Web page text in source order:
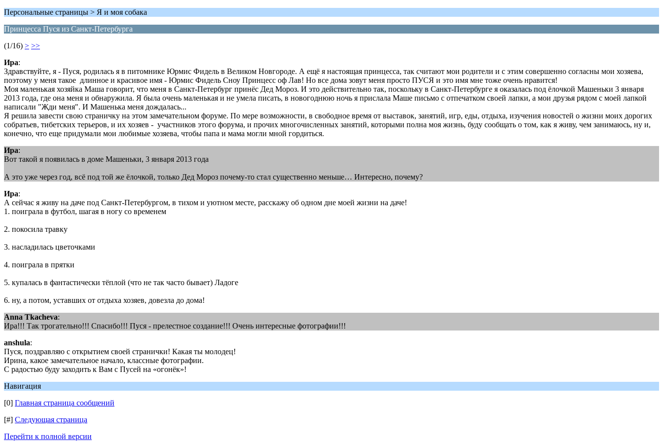
Персональные страницы > Я и моя собака
Принцесса Пуся из Санкт-Петербурга
(1/16) > >>
Ира:
Здравствуйте, я - Пуся, родилась я в питомнике Юрмис Фидель в Великом Новгороде. А ещё я настоящая принцесса, так считают мои родители и с этим совершенно согласны мои хозяева,
поэтому у меня такое длинное и красивое имя - Юрмис Фидель Сноу Принцесс оф Лав! Но все дома зовут меня просто ПУСЯ и это имя мне тоже очень нравится!
Моя маленькая хозяйка Маша говорит, что меня в Санкт-Петербург принёс Дед Мороз. И это действительно так, поскольку в Санкт-Петербурге я оказалась под ёлочкой Машеньки 3 января
2013 года, где она меня и обнаружила. Я была очень маленькая и не умела писать, в новогоднюю ночь я прислала Маше письмо с отпечатком своей лапки, а мои друзья рядом с моей лапкой
написали "Жди меня". И Машенька меня дождалась...
Я решила завести свою страничку на этом замечательном форуме. По мере возможности, в свободное время от выставок, занятий, игр, еды, отдыха, изучения новостей о жизни моих дорогих
собратьев, тибетских терьеров, и их хозяев - участников этого форума, и прочих многочисленных занятий, которыми полна моя жизнь, буду сообщать о том, как я живу, чем занимаюсь, ну и,
конечно, что еще придумали мои любимые хозяева, чтобы папа и мама могли мной гордиться.
Ира:
Вот такой я появилась в доме Машеньки, 3 января 2013 года
А это уже через год, всё под той же ёлочкой, только Дед Мороз почему-то стал существенно меньше… Интересно, почему?
Ира:
А сейчас я живу на даче под Санкт-Петербургом, в тихом и уютном месте, расскажу об одном дне моей жизни на даче!
1. поиграла в футбол, шагая в ногу со временем
2. покосила травку
3. насладилась цветочками
4. поиграла в прятки
5. купалась в фантастически тёплой (что не так часто бывает) Ладоге
6. ну, а потом, уставших от отдыха хозяев, довезла до дома!
Anna Tkacheva:
Ира!!! Так трогательно!!! Спасибо!!! Пуся - прелестное создание!!! Очень интересные фотографии!!!
anshula:
Пуся, поздравляю с открытием своей странички! Какая ты молодец!
Ирина, какое замечательное начало, классные фотографии.
С радостью буду заходить к Вам с Пусей на «огонёк»!
Навигация
[0] Главная страница сообщений
[#] Следующая страница
Перейти к полной версии